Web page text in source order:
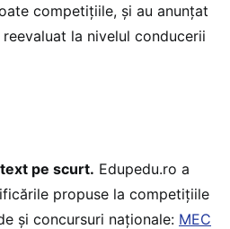
competițiile, și au anunțat
la nivelul conducerii
pe scurt. Edupedu.ro a
propuse la competițiile
și concursuri naționale: MEC